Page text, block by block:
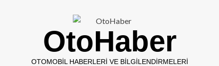
OtoHaber
OTOMOBIL HABERLERI VE BILGILENDIRMELERI